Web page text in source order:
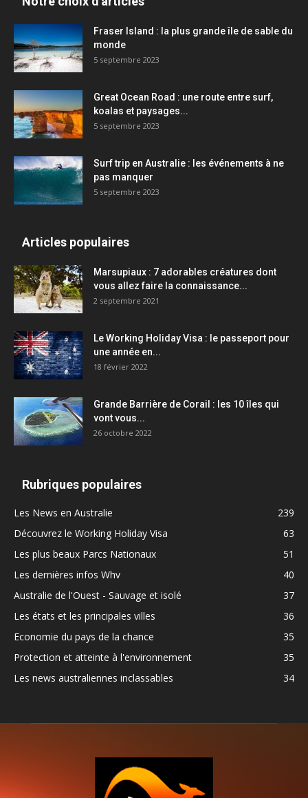
Fraser Island : la plus grande île de sable du
monde
5 septembre 2023
Great Ocean Road : une route entre surf,
koalas et paysages...
5 septembre 2023
Surf trip en Australie : les événements à ne
pas manquer
5 septembre 2023
Articles populaires
Marsupiaux : 7 adorables créatures dont
vous allez faire la connaissance...
2 septembre 2021
Le Working Holiday Visa : le passeport pour
une année en...
18 février 2022
Grande Barrière de Corail : les 10 îles qui
vont vous...
26 octobre 2022
Rubriques populaires
Les News en Australie
239
Découvrez le Working Holiday Visa
63
Les plus beaux Parcs Nationaux
51
Les dernières infos Whv
40
Australie de l'Ouest - Sauvage et isolé
37
Les états et les principales villes
36
Economie du pays de la chance
35
Protection et atteinte à l'environnement
35
Les news australiennes inclassables
34